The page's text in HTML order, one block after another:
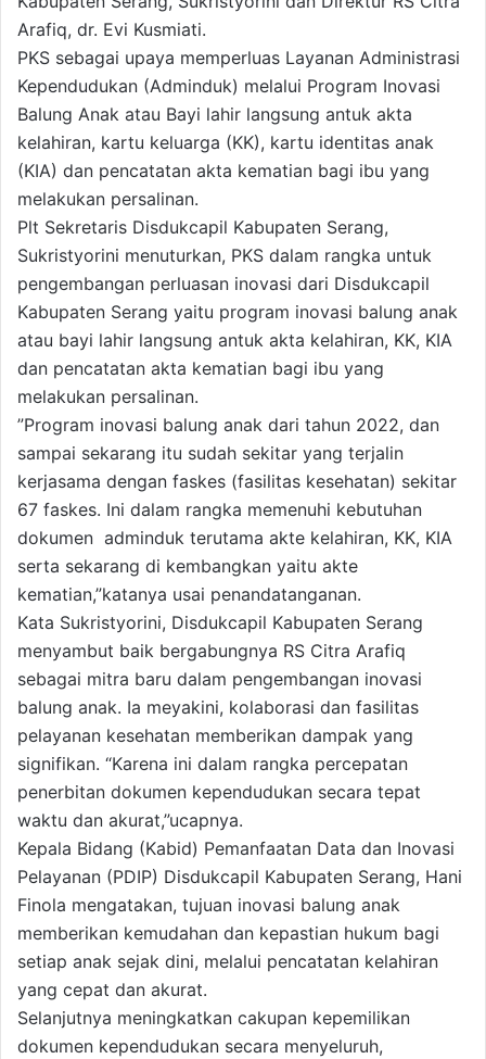
Arafiq, dr. Evi Kusmiati.
PKS sebagai upaya memperluas Layanan Administrasi
Kependudukan (Adminduk) melalui Program Inovasi
Balung Anak atau Bayi lahir langsung antuk akta
kelahiran, kartu keluarga (KK), kartu identitas anak
(KIA) dan pencatatan akta kematian bagi ibu yang
melakukan persalinan.
Plt Sekretaris Disdukcapil Kabupaten Serang,
Sukristyorini menuturkan, PKS dalam rangka untuk
pengembangan perluasan inovasi dari Disdukcapil
Kabupaten Serang yaitu program inovasi balung anak
atau bayi lahir langsung antuk akta kelahiran, KK, KIA
dan pencatatan akta kematian bagi ibu yang
melakukan persalinan.
”Program inovasi balung anak dari tahun 2022, dan
sampai sekarang itu sudah sekitar yang terjalin
kerjasama dengan faskes (fasilitas kesehatan) sekitar
67 faskes. Ini dalam rangka memenuhi kebutuhan
dokumen adminduk terutama akte kelahiran, KK, KIA
serta sekarang di kembangkan yaitu akte
kematian,”katanya usai penandatanganan.
Kata Sukristyorini, Disdukcapil Kabupaten Serang
menyambut baik bergabungnya RS Citra Arafiq
sebagai mitra baru dalam pengembangan inovasi
balung anak. Ia meyakini, kolaborasi dan fasilitas
pelayanan kesehatan memberikan dampak yang
signifikan. “Karena ini dalam rangka percepatan
penerbitan dokumen kependudukan secara tepat
waktu dan akurat,”ucapnya.
Kepala Bidang (Kabid) Pemanfaatan Data dan Inovasi
Pelayanan (PDIP) Disdukcapil Kabupaten Serang, Hani
Finola mengatakan, tujuan inovasi balung anak
memberikan kemudahan dan kepastian hukum bagi
setiap anak sejak dini, melalui pencatatan kelahiran
yang cepat dan akurat.
Selanjutnya meningkatkan cakupan kepemilikan
dokumen kependudukan secara menyeluruh,